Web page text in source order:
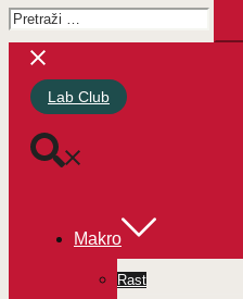
Pretraži:
Lab Club
Makro
Rast